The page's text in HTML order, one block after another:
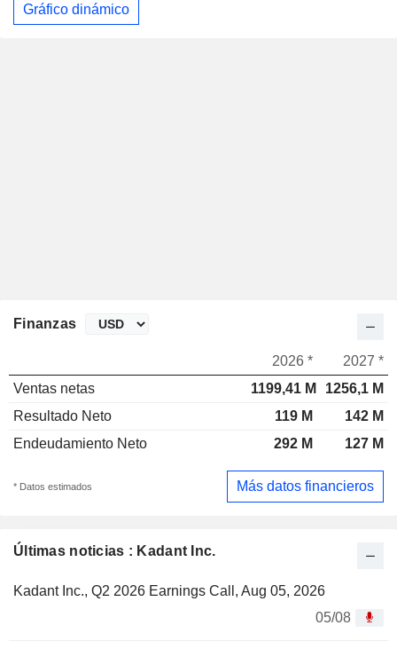
Gráfico dinámico
Últimas noticias : Kadant Inc.
Kadant Inc., Q2 2026 Earnings Call, Aug 05, 2026
05/08
Finanzas
2026 *
2027 *
Ventas netas
1199,41 M
1256,1 M
Resultado Neto
119 M
142 M
Endeudamiento Neto
292 M 127 M
* Datos estimados Más datos financieros